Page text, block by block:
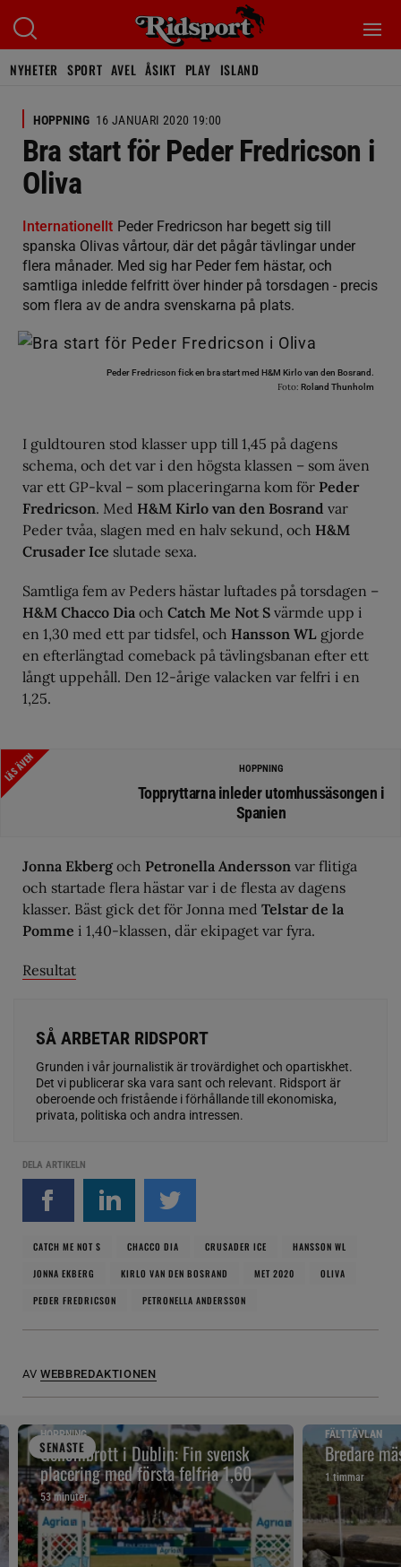
NYHETER SPORT AVEL ÅSIKT PLAY ISLAND
HOPPNING 16 JANUARI 2020 19:00
Bra start för Peder Fredricson i
Oliva
Internationellt Peder Fredricson har begett sig till
spanska Olivas vårtour, där det pågår tävlingar under
flera månader. Med sig har Peder fem hästar, och
samtliga inledde felfritt över hinder på torsdagen - precis
som flera av de andra svenskarna på plats.
Peder Fredricson fick en bra start med H&M Kirlo van den Bosrand.
Foto: Roland Thunholm
I guldtouren stod klasser upp till 1,45 på dagens
schema, och det var i den högsta klassen – som även
var ett GP-kval – som placeringarna kom för Peder
Fredricson. Med H&M Kirlo van den Bosrand var
Peder tvåa, slagen med en halv sekund, och H&M
Crusader Ice slutade sexa.
Samtliga fem av Peders hästar luftades på torsdagen –
H&M Chacco Dia och Catch Me Not S värmde upp i
en 1,30 med ett par tidsfel, och Hansson WL gjorde
en efterlängtad comeback på tävlingsbanan efter ett
långt uppehåll. Den 12-årige valacken var felfri i en
1,25.
LÄS ÄVEN HOPPNING
Toppryttarna inleder utomhussäsongen i
Spanien
Jonna Ekbergoch Petronella Andersson var flitiga
och startade flera hästar var i de flesta av dagens
klasser. Bäst gick det för Jonna med Telstar de la
Pomme i 1,40-klassen, där ekipaget var fyra.
Resultat
SÅ ARBETAR RIDSPORT
Grunden i vår journalistik är trovärdighet och opartiskhet.
Det vi publicerar ska vara sant och relevant. Ridsport är
oberoende och fristående i förhållande till ekonomiska,
privata, politiska och andra intressen.
DELA ARTIKELN
CATCH ME NOT S CHACCO DIA CRUSADER ICE
HANSSON WL
JONNA EKBERG
KIRLO VAN DEN BOSRAND MET 2020
OLIVA
PEDER FREDRICSON
PETRONELLA ANDERSSON
AV WEBBREDAKTIONEN
SENASTE
HOPPNING
Genombrott i Dublin: Fin svensk
placering med första felfria 1,60
53 minuter
FÄLTTÄVLAN
Bredare
1 timmar